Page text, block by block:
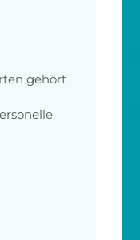
gehört